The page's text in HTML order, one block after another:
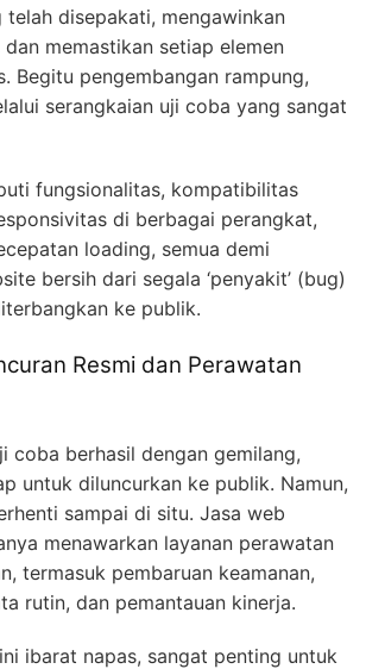
telah disepakati, mengawinkan
memastikan setiap elemen
Begitu pengembangan rampung,
serangkaian uji coba yang sangat
fungsionalitas, kompatibilitas
di berbagai perangkat,
loading, semua demi
bersih dari segala ‘penyakit’ (bug)
ke publik.
Resmi dan Perawatan
coba berhasil dengan gemilang,
untuk diluncurkan ke publik. Namun,
sampai di situ. Jasa web
menawarkan layanan perawatan
termasuk pembaruan keamanan,
rutin, dan pemantauan kinerja.
ibarat napas, sangat penting untuk